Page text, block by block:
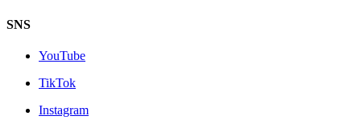
SNS
YouTube
TikTok
Instagram